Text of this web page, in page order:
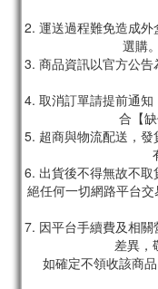
2. 運送過程難免造成
選購
3. 商品資訊以官方公
4. 取消訂單請提前通
合【
5. 超商與物流配送，
6. 出貨後不得無故不
絕任何一切網路平台
7. 因平台手續費及相
差異，
如確定不領收該商